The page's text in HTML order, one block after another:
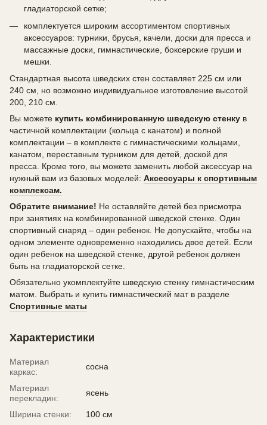
гладиаторской сетке;
комплектуется широким ассортиментом спортивных
аксессуаров: турники, брусья, качели, доски для пресса и
массажные доски, гимнастические, боксерские груши и
мешки.
Стандартная высота шведских стен составляет 225 см или
240 см, но возможно индивидуальное изготовление высотой
200, 210 см.
Вы можете купить комбинированную шведскую стенку в
частичной комплектации (кольца с канатом) и полной
комплектации – в комплекте с гимнастическими кольцами,
канатом, переставным турником для детей, доской для
пресса. Кроме того, вы можете заменить любой аксессуар на
нужный вам из базовых моделей: Аксессуары к спортивным
комплексам.
Обратите внимание! Не оставляйте детей без присмотра
при занятиях на комбинированной шведской стенке. Один
спортивный снаряд – один ребенок. Не допускайте, чтобы на
одном элементе одновременно находились двое детей. Если
один ребенок на шведской стенке, другой ребенок должен
быть на гладиаторской сетке.
Обязательно укомплектуйте шведскую стенку гимнастическим
матом. Выбрать и купить гимнастический мат в разделе
Спортивные маты
Характеристики
Материал
каркас:
сосна
Материал
перекладин:
ясень
Ширина стенки:
100 см